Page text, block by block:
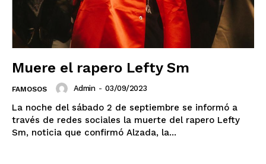
El Suplemento
Muere el rapero Lefty Sm
FAMOSOS Admin - 03/09/2023
La noche del sábado 2 de septiembre se informó a
través de redes sociales la muerte del rapero Lefty
Sm, noticia que confirmó Alzada, la...